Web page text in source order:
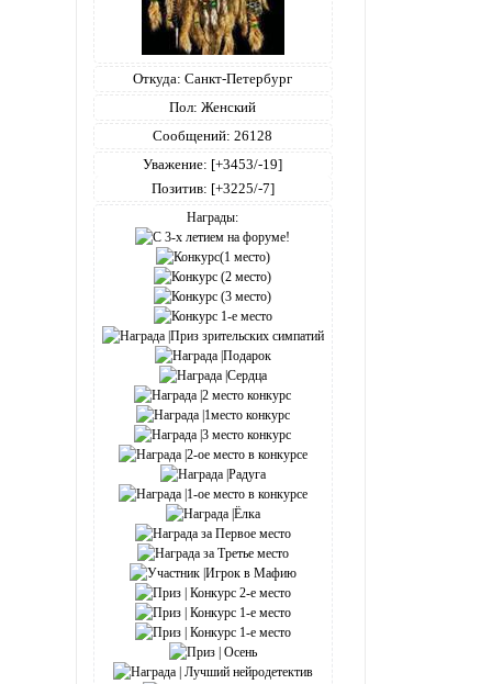
Откуда: Санкт-Петербург
Пол: Женский
Сообщений: 26128
Уважение: [+3453/-19]
Позитив: [+3225/-7]
Награды: